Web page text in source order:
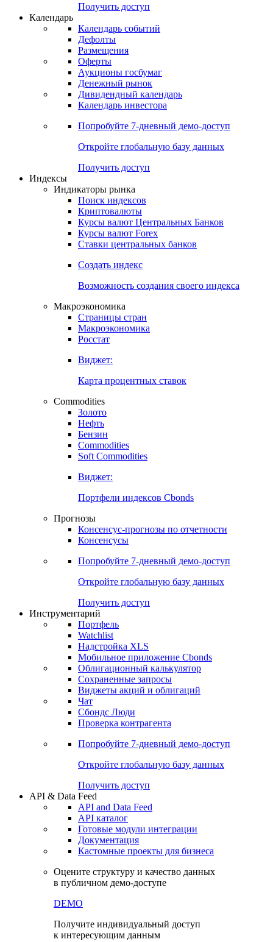
Получить доступ
Календарь
Календарь событий
Дефолты
Размещения
Оферты
Аукционы госбумаг
Денежный рынок
Дивидендный календарь
Календарь инвестора
Попробуйте 7-дневный демо-доступ
Откройте глобальную базу данных
Получить доступ
Индексы
Индикаторы рынка
Поиск индексов
Криптовалюты
Курсы валют Центральных Банков
Курсы валют Forex
Ставки центральных банков
Создать индекс
Возможность создания своего индекса
Макроэкономика
Страницы стран
Макроэкономика
Росстат
Виджет:
Карта процентных ставок
Commodities
Золото
Нефть
Бензин
Commodities
Soft Commodities
Виджет:
Портфели индексов Cbonds
Прогнозы
Консенсус-прогнозы по отчетности
Консенсусы
Попробуйте 7-дневный демо-доступ
Откройте глобальную базу данных
Получить доступ
Инструментарий
Портфель
Watchlist
Надстройка XLS
Мобильное приложение Cbonds
Облигационный калькулятор
Сохраненные запросы
Виджеты акций и облигаций
Чат
Сбондс Люди
Проверка контрагента
Попробуйте 7-дневный демо-доступ
Откройте глобальную базу данных
Получить доступ
API & Data Feed
API and Data Feed
API каталог
Готовые модули интеграции
Документация
Кастомные проекты для бизнеса
Оцените структуру и качество данных
в публичном демо-доступе
DEMO
Получите индивидуальный доступ
к интересующим данным